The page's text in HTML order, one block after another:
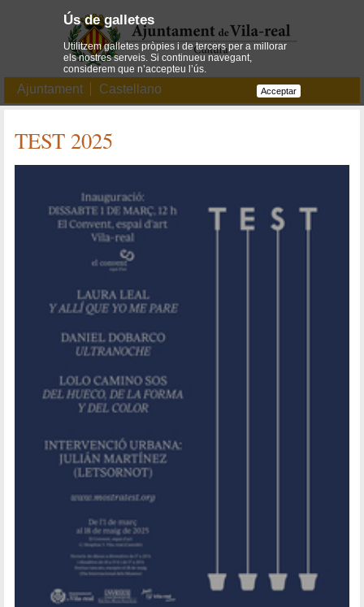
Ajuntament Castellano
TEST 2025
Ús de galletes
Utilitzem galletes pròpies i de tercers per a millorar
els nostres serveis. Si continueu navegant,
considerem que n’accepteu l’ús.
Acceptar